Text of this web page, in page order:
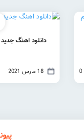
0
دانلود اهنگ جدید
18 مارس 2021